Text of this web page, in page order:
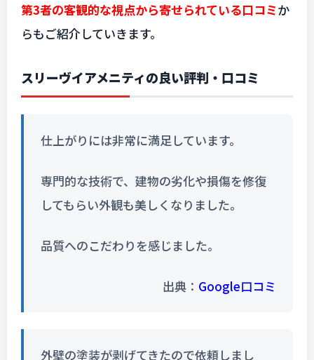
第3者の客観的な視点から寄せられている口コミか
らもご紹介していきます。
スリーヴイアメニティの良い評判・口コミ
仕上がりには非常に満足しています。
専門的な技術で、建物の劣化や損傷を修復
してもらい外観も美しくなりました。
品質へのこだわりを感じました。
出典： Google口コミ
外壁の塗装が剥げてきたので依頼しまし